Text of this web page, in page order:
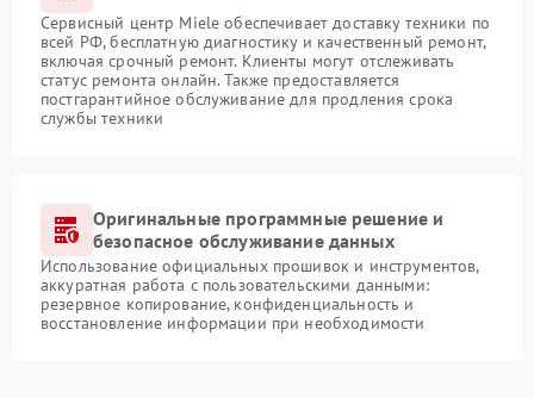
Сервисный центр Miele обеспечивает доставку техники по
всей РФ, бесплатную диагностику и качественный ремонт,
включая срочный ремонт. Клиенты могут отслеживать
статус ремонта онлайн. Также предоставляется
постгарантийное обслуживание для продления срока
службы техники
Оригинальные программные решение и
безопасное обслуживание данных
Использование официальных прошивок и инструментов,
аккуратная работа с пользовательскими данными:
резервное копирование, конфиденциальность и
восстановление информации при необходимости